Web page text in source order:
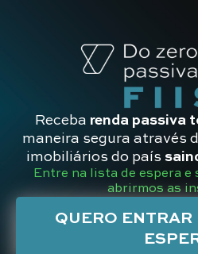
Receba renda passiva
maneira segura através
imobiliários do país
Entre na lista de espera e
abrirmos as
QUERO